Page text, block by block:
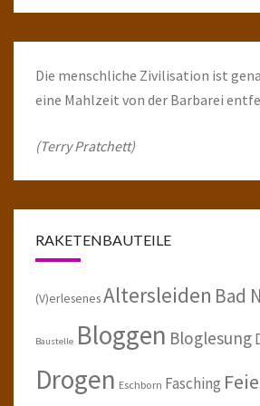
Die menschliche Zivilisation ist
eine Mahlzeit von der Barbarei
(Terry Pratchett)
RAKETENBAUTEILE
(V)erlesenesAltersleiden Bad
Baustelle Bloggen Bloglesung
Drogen Eschborn Fasching